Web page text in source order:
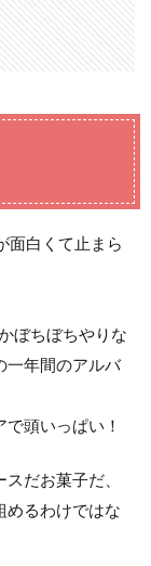
面白くて止まら
ぼちぼちやりな
一年間のアルバ
頭いっぱい！
だお菓子だ、
めるわけではな